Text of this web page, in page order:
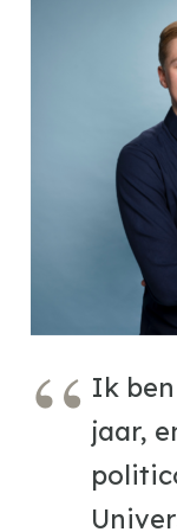
Ik
jaar,